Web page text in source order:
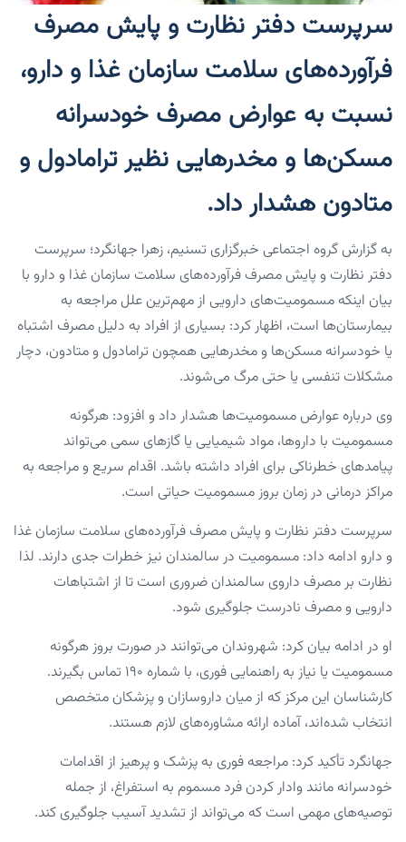
سرپرست دفتر نظارت و پایش مصرف
فرآورده‌های سلامت سازمان غذا و دارو،
نسبت به عوارض مصرف خودسرانه
مسکن‌ها و مخدرهایی نظیر ترامادول و
متادون هشدار داد.
به گزارش گروه اجتماعی خبرگزاری تسنیم، زهرا جهانگرد؛ سرپرست
دفتر نظارت و پایش مصرف فرآورده‌های سلامت سازمان غذا و دارو با
بیان اینکه مسمومیت‌های دارویی از مهم‌ترین علل مراجعه به
بیمارستان‌ها است، اظهار کرد: بسیاری از افراد به دلیل مصرف اشتباه
یا خودسرانه مسکن‌ها و مخدرهایی همچون ترامادول و متادون، دچار
مشکلات تنفسی یا حتی مرگ می‌شوند.
وی درباره عوارض مسمومیت‌ها هشدار داد و افزود: هرگونه
مسمومیت با داروها، مواد شیمیایی یا گازهای سمی می‌تواند
پیامدهای خطرناکی برای افراد داشته باشد. اقدام سریع و مراجعه به
مراکز درمانی در زمان بروز مسمومیت حیاتی است.
سرپرست دفتر نظارت و پایش مصرف فرآورده‌های سلامت سازمان غذا
و دارو ادامه داد: مسمومیت‌ در سالمندان نیز خطرات جدی‌ دارند. لذا
نظارت بر مصرف داروی سالمندان ضروری است تا از اشتباهات
دارویی و مصرف نادرست جلوگیری شود.
او در ادامه بیان کرد: شهروندان می‌توانند در صورت بروز هرگونه
مسمومیت یا نیاز به راهنمایی فوری، با شماره ۱۹۰ تماس بگیرند.
کارشناسان این مرکز که از میان داروسازان و پزشکان متخصص
انتخاب شده‌اند، آماده ارائه مشاوره‌های لازم هستند.
جهانگرد تأکید کرد: مراجعه فوری به پزشک و پرهیز از اقدامات
خودسرانه مانند وادار کردن فرد مسموم به استفراغ، از جمله
توصیه‌های مهمی است که می‌تواند از تشدید آسیب جلوگیری کند.